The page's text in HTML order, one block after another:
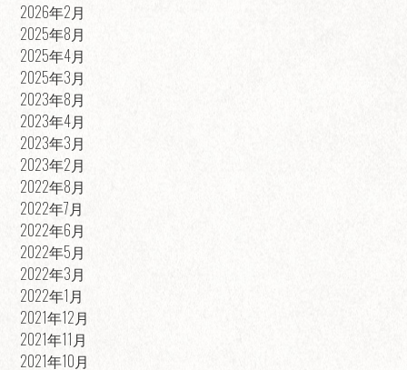
2026年2月
2025年8月
2025年4月
2025年3月
2023年8月
2023年4月
2023年3月
2023年2月
2022年8月
2022年7月
2022年6月
2022年5月
2022年3月
2022年1月
2021年12月
2021年11月
2021年10月